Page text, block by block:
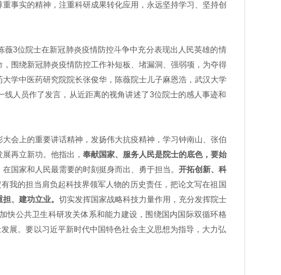
事实的精神，注重科研成果转化应用，永远坚持学习、坚持创
3位院士在新冠肺炎疫情防控斗争中充分表现出人民英雄的情
围绕新冠肺炎疫情防控工作补短板、堵漏洞、强弱项，为夺得
学中医药研究院院长张俊华，陈薇院士儿子麻恩浩，武汉大学
人员作了发言，从近距离的视角讲述了3位院士的感人事迹和
上的重要讲话精神，发扬伟大抗疫精神，学习钟南山、张伯
再立新功。他指出， 奉献国家、服务人民是院士的底色，要始
国家和人民最需要的时刻挺身而出、勇于担当。 开拓创新、科
我的担当肩负起科技界领军人物的历史责任，把论文写在祖国
、建功立业。 切实发挥国家战略科技力量作用，充分发挥院士
快公共卫生科研攻关体系和能力建设，围绕国内国际双循环格
展。要以习近平新时代中国特色社会主义思想为指导，大力弘